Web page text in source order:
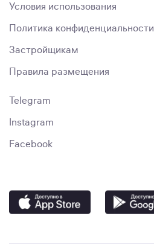
Условия использования
Политика конфиденциальности
Застройщикам
Правила размещения
Telegram
Instagram
Facebook